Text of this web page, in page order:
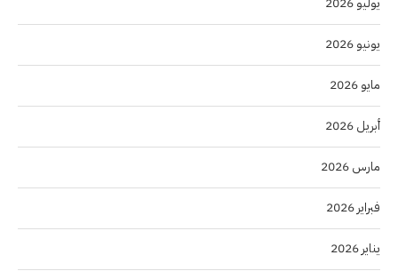
يونيو 2026
مايو 2026
أبريل 2026
مارس 2026
فبراير 2026
يناير 2026